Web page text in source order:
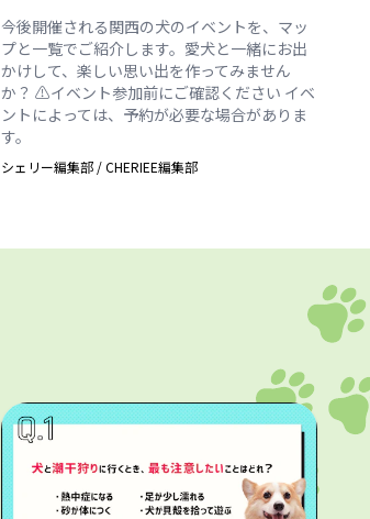
今後開催される関西の犬のイベントを、マッ
プと一覧でご紹介します。愛犬と一緒にお出
かけして、楽しい思い出を作ってみません
か？ ⚠️イベント参加前にご確認ください イベ
ントによっては、予約が必要な場合がありま
す。
シェリー編集部 /CHERIEE編集部